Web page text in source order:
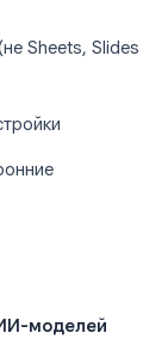
Sheets, Slides
моделей